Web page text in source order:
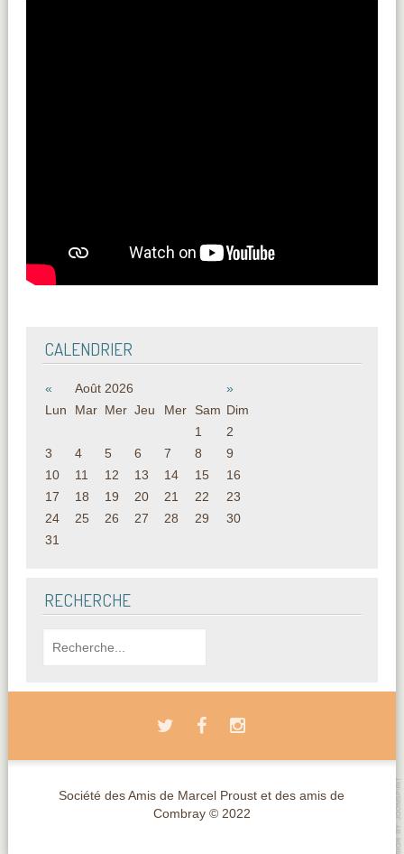
CALENDRIER
« Août 2026
»
Lun
Mar Mer Jeu Mer Sam Dim
1
2
3
4 5 6 7 8
9
10
11 12 13 14 15
16
17
18 19 20 21 22
23
24
25 26 27 28 29
30
31
RECHERCHE
Société des Amis de Marcel Proust et des amis de
Combray © 2022